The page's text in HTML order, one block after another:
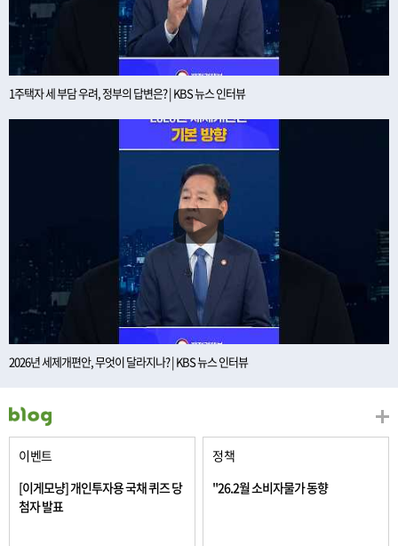
1주택자 세 부담 우려, 정부의 답변은? | KBS 뉴스 인터뷰
2026년 세제개편안, 무엇이 달라지나? | KBS 뉴스 인터뷰
이벤트
[이게모냥] 개인투자용 국채 퀴즈 당
첨자 발표
정책
"26.2월 소비자물가 동향